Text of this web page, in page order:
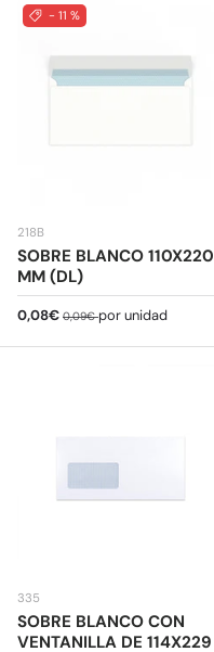
- 11 %
218B
SOBRE BLANCO 110X220
MM (DL)
Precio de venta
0,08€ Precio normal
0,09€por unidad
335
SOBRE BLANCO CON
VENTANILLA DE 114X229